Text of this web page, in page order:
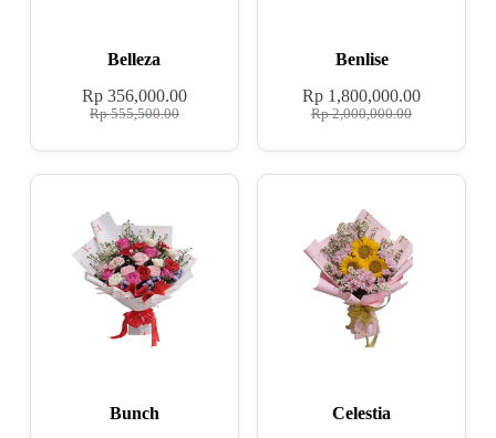
Belleza
Rp555,500.00
Rp356,000.00
Benlise
Rp2,000,000.00
Rp 1,800,000.00
Bunch Celestia